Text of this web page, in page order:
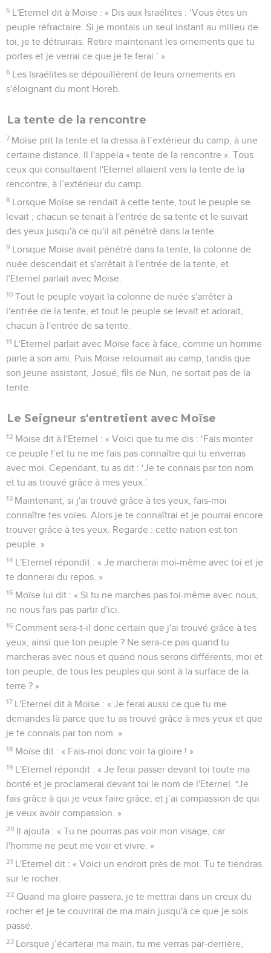
5 L'Eternel dit à Moïse : « Dis aux Israélites : ‘Vous êtes un
peuple réfractaire. Si je montais un seul instant au milieu de
toi, je te détruirais. Retire maintenant les ornements que tu
portes et je verrai ce que je te ferai.’ »
6 Les Israélites se dépouillèrent de leurs ornements en
s'éloignant du mont Horeb.
La tente de la rencontre
7 Moïse prit la tente et la dressa à l’extérieur du camp, à une
certaine distance. Il l'appela « tente de la rencontre ». Tous
ceux qui consultaient l'Eternel allaient vers la tente de la
rencontre, à l’extérieur du camp.
8 Lorsque Moïse se rendait à cette tente, tout le peuple se
levait ; chacun se tenait à l'entrée de sa tente et le suivait
des yeux jusqu'à ce qu'il ait pénétré dans la tente.
9 Lorsque Moïse avait pénétré dans la tente, la colonne de
nuée descendait et s'arrêtait à l'entrée de la tente, et
l'Eternel parlait avec Moïse.
10 Tout le peuple voyait la colonne de nuée s'arrêter à
l'entrée de la tente, et tout le peuple se levait et adorait,
chacun à l'entrée de sa tente.
11 L'Eternel parlait avec Moïse face à face, comme un homme
parle à son ami. Puis Moïse retournait au camp, tandis que
son jeune assistant, Josué, fils de Nun, ne sortait pas de la
tente.
Le Seigneur s'entretient avec Moïse
12 Moïse dit à l'Eternel : « Voici que tu me dis : ‘Fais monter
ce peuple !’et tu ne me fais pas connaître qui tu enverras
avec moi. Cependant, tu as dit : ‘Je te connais par ton nom
et tu as trouvé grâce à mes yeux.’
13 Maintenant, si j'ai trouvé grâce à tes yeux, fais-moi
connaître tes voies. Alors je te connaîtrai et je pourrai encore
trouver grâce à tes yeux. Regarde : cette nation est ton
peuple. »
14 L'Eternel répondit : « Je marcherai moi-même avec toi et je
te donnerai du repos. »
15 Moïse lui dit : « Si tu ne marches pas toi-même avec nous,
ne nous fais pas partir d'ici.
16 Comment sera-t-il donc certain que j'ai trouvé grâce à tes
yeux, ainsi que ton peuple ? Ne sera-ce pas quand tu
marcheras avec nous et quand nous serons différents, moi et
ton peuple, de tous les peuples qui sont à la surface de la
terre ? »
17 L'Eternel dit à Moïse : « Je ferai aussi ce que tu me
demandes là parce que tu as trouvé grâce à mes yeux et que
je te connais par ton nom. »
18 Moïse dit : « Fais-moi donc voir ta gloire ! »
19 L'Eternel répondit : « Je ferai passer devant toi toute ma
bonté et je proclamerai devant toi le nom de l'Eternel. *Je
fais grâce à qui je veux faire grâce, et j’ai compassion de qui
je veux avoir compassion. »
20 Il ajouta : « Tu ne pourras pas voir mon visage, car
l'homme ne peut me voir et vivre. »
21 L'Eternel dit : « Voici un endroit près de moi. Tu te tiendras
sur le rocher.
22 Quand ma gloire passera, je te mettrai dans un creux du
rocher et je te couvrirai de ma main jusqu'à ce que je sois
passé.
23 Lorsque j’écarterai ma main, tu me verras par-derrière,